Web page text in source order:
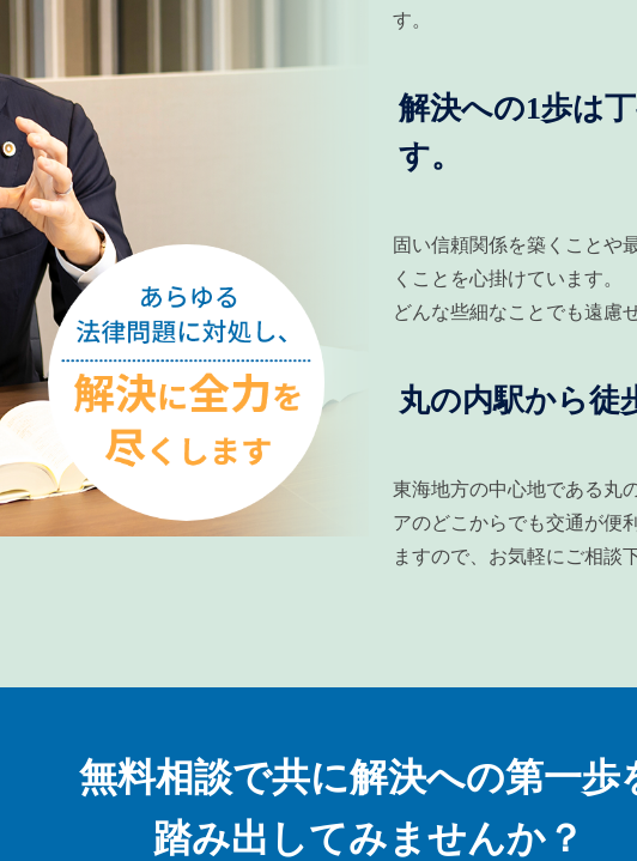
す。
解決への1歩は
す。
固い信頼関係を築くことや
くことを心掛けています。
どんな些細なことでも遠慮
丸の内駅から徒
東海地方の中心地である丸
アのどこからでも交通が便
ますので、お気軽にご相談
無料相談で共に解決への第一歩
踏み出してみませんか？